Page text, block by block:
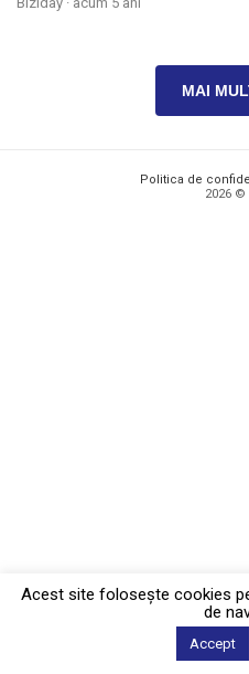
MAI
Politica de
2026 ©
Acest site foloseşte cookies
de
Accept